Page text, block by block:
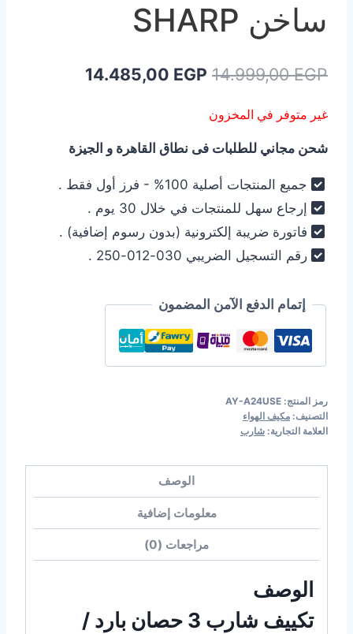
ساخن SHARP
14.999,00EGP
السعر
14.999,00 EGP.
14.485,00 EGP
14.485,00 EGP.
غير متوفر في المخزون
شحن مجاني للطلبات فى نطاق القاهرة و الجيزة
جميع المنتجات أصلية 100% - فرز أول فقط .
إرجاع سهل للمنتجات في خلال 30 يوم .
فاتورة ضريبة إلكترونية (بدون رسوم إضافية) .
رقم التسجيل الضريبي 030-012-250 .
إتمام الدفع الآمن المضمون
رمز المنتج: AY-A24USE
التصنيف: مكيف الهواء
العلامة التجارية: شارب
الوصف
معلومات إضافية
مراجعات (0)
الوصف
تكييف شارب 3 حصان بارد /